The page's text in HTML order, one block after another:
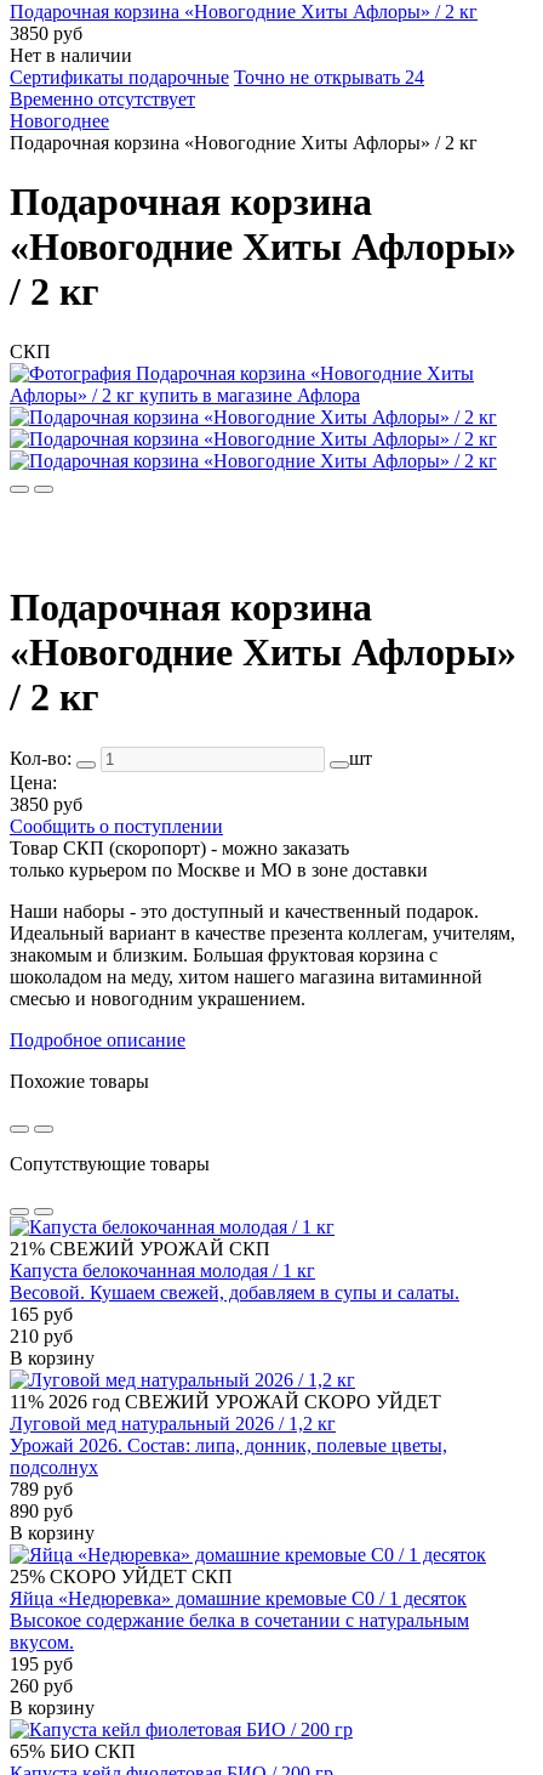
Подарочная корзина «Новогодние Хиты Афлоры» / 2 кг
3850 руб
Нет в наличии
Сертификаты подарочные Точно не открывать 24
Временно отсутствует
Новогоднее
Подарочная корзина «Новогодние Хиты Афлоры» / 2 кг
Подарочная корзина
«Новогодние Хиты Афлоры»
/ 2 кг
СКП
Подарочная корзина
«Новогодние Хиты Афлоры»
/ 2 кг
Кол-во:
шт
Цена:
3850 руб
Сообщить о поступлении
Товар СКП (скоропорт) - можно заказать
только курьером по Москве и МО в зоне доставки
Наши наборы - это доступный и качественный подарок.
Идеальный вариант в качестве презента коллегам, учителям,
знакомым и близким. Большая фруктовая корзина с
шоколадом на меду, хитом нашего магазина витаминной
смесью и новогодним украшением.
Подробное описание
Похожие товары
Сопутствующие товары
21% СВЕЖИЙ УРОЖАЙ СКП
Капуста белокочанная молодая / 1 кг
Весовой. Кушаем свежей, добавляем в супы и салаты.
165 руб
210 руб
В корзину
11% 2026 год СВЕЖИЙ УРОЖАЙ СКОРО УЙДЕТ
Луговой мед натуральный 2026 / 1,2 кг
Урожай 2026. Состав: липа, донник, полевые цветы,
подсолнух
789 руб
890 руб
В корзину
25% СКОРО УЙДЕТ СКП
Яйца «Недюревка» домашние кремовые С0 / 1 десяток
Высокое содержание белка в сочетании с натуральным
вкусом.
195 руб
260 руб
В корзину
65% БИО СКП